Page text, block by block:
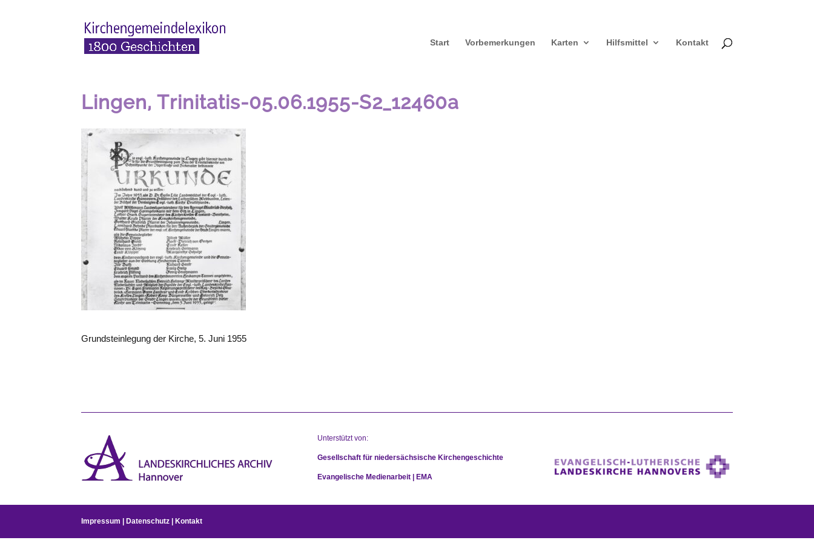
Start Vorbemerkungen Karten Hilfsmittel Kontakt
Lingen, Trinitatis-05.06.1955-S2_12460a
Grundsteinlegung der Kirche, 5. Juni 1955
Unterstützt von:
Gesellschaft für niedersächsische Kirchengeschichte
Evangelische Medienarbeit | EMA
Impressum Datenschutz Kontakt